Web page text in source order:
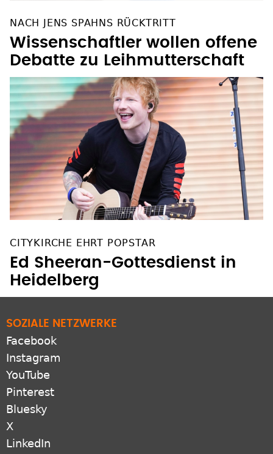
NACH JENS SPAHNS RÜCKTRITT
Wissenschaftler wollen offene
Debatte zu Leihmutterschaft
CITYKIRCHE EHRT POPSTAR
Ed Sheeran-Gottesdienst in
Heidelberg
SOZIALE NETZWERKE
Facebook
Instagram
YouTube
Pinterest
Bluesky
X
LinkedIn